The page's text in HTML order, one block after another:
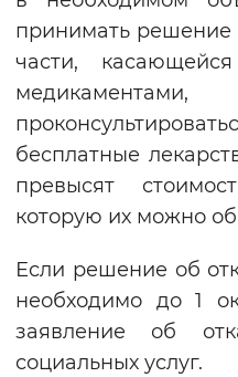
принимать решение
части,
бесплатные
превысят
которую их можно
Если решение об
необходимо до 1
заявление об
социальных услуг.